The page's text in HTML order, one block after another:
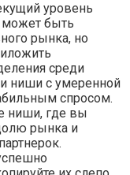
уровень
может быть
рынка, но
среди
ниши с умеренной
спросом.
ниши, где вы
рынка и